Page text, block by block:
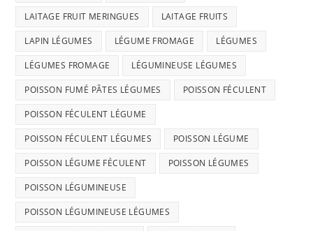
LAITAGE FRUIT MERINGUES LAITAGE FRUITS
LAPIN LÉGUMES LÉGUME FROMAGE LÉGUMES
LÉGUMES FROMAGE LÉGUMINEUSE LÉGUMES
POISSON FUMÉ PÂTES LÉGUMES POISSON FÉCULENT
POISSON FÉCULENT LÉGUME
POISSON FÉCULENT LÉGUMES POISSON LÉGUME
POISSON LÉGUME FÉCULENT POISSON LÉGUMES
POISSON LÉGUMINEUSE
POISSON LÉGUMINEUSE LÉGUMES